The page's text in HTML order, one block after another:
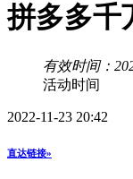
拼多多千
有效时间：
活动时间
2022-11-23 20:42
直达链接»